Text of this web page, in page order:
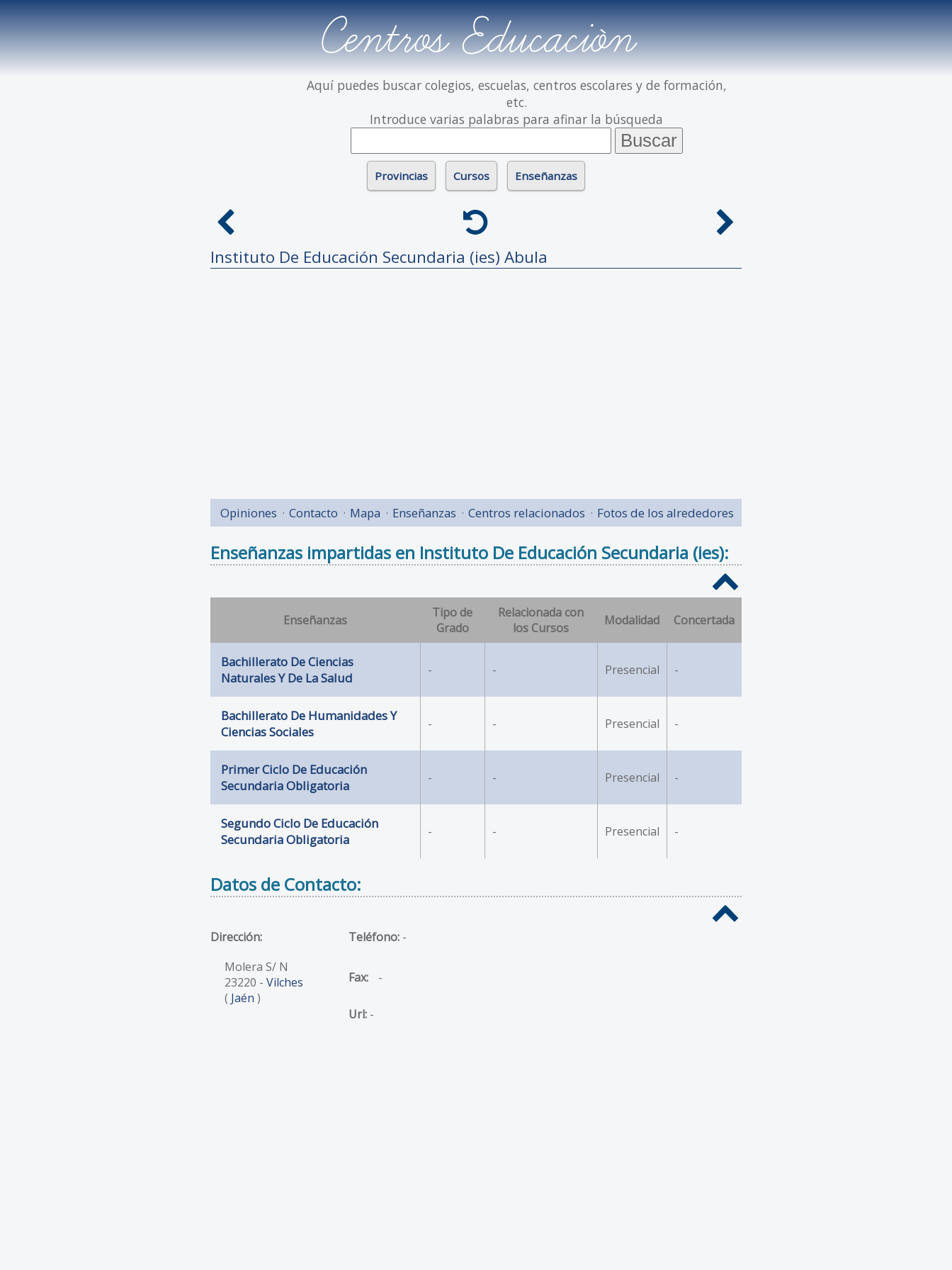
Centros Educación
Aquí puedes buscar colegios, escuelas, centros escolares y de formación,
etc.
Introduce varias palabras para afinar la búsqueda
Provincias Cursos Enseñanzas
Instituto De Educación Secundaria (ies) Abula
Opiniones Contacto Mapa Enseñanzas Centros relacionados Fotos de los alrededores
Enseñanzas impartidas en Instituto De Educación Secundaria (ies):
Enseñanzas
Tipo de
Grado
Relacionada con
los Cursos
Modalidad Concertada
Bachillerato De Ciencias
Naturales Y De La Salud
- - Presencial -
Bachillerato De Humanidades Y
Ciencias Sociales
- - Presencial -
Primer Ciclo De Educación
Secundaria Obligatoria
- - Presencial -
Segundo Ciclo De Educación
Secundaria Obligatoria
- - Presencial -
Datos de Contacto:
Dirección:
Molera S/ N
23220 - Vilches
( Jaén )
Teléfono: -
Fax: -
Url: -